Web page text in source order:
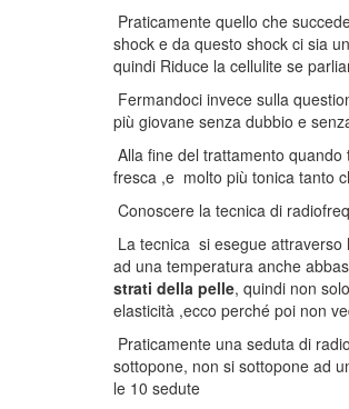
Praticamente quello che
shock e da questo shock ci sia
quindi Riduce la cellulite se
Fermandoci invece sulla
più giovane senza dubbio e
Alla fine del trattamento
fresca ,e molto più tonica tanto
Conoscere la tecnica di
La tecnica si esegue attraverso
ad una temperatura anche
strati della pelle, quindi non
elasticità ,ecco perché poi non
Praticamente una seduta di
sottopone, non si sottopone ad
le 10 sedute